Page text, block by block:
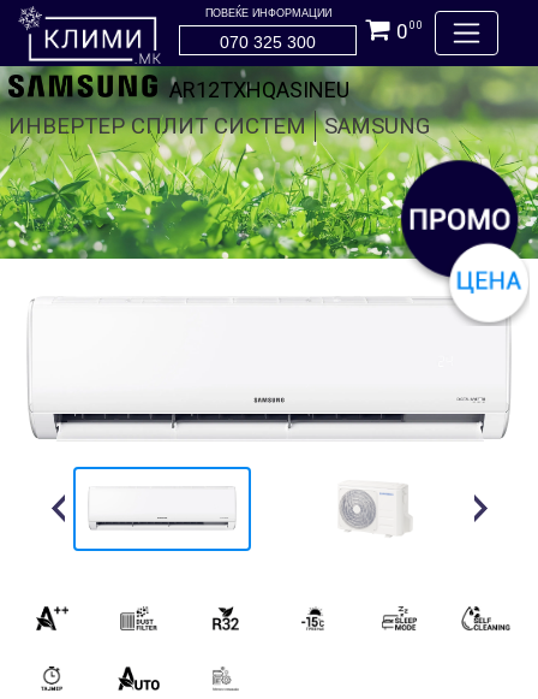
ПОВЕЌЕ ИНФОРМАЦИИ
070 325 300 000
AR12TXHQASINEU
ИНВЕРТЕР СПЛИТ СИСТЕМ SAMSUNG
Previous Next